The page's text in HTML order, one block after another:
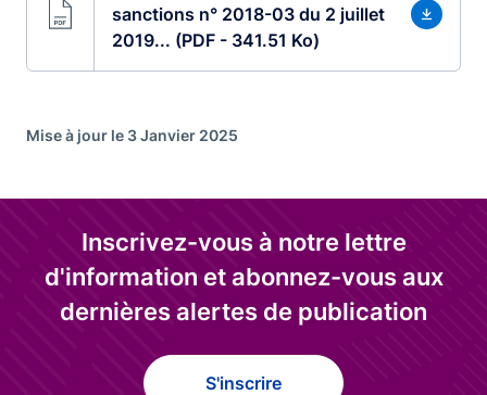
sanctions n° 2018-03 du 2 juillet
2019... (PDF - 341.51 Ko)
Mise à jour le 3 Janvier 2025
Inscrivez-vous à notre lettre
d'information et abonnez-vous aux
dernières alertes de publication
S'inscrire